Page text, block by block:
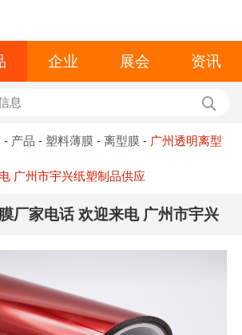
企业 展会 资讯
- 产品 - 塑料薄膜 -离型膜 - 广州透明离型
广州市宇兴纸塑制品供应
厂家电话 欢迎来电 广州市宇兴